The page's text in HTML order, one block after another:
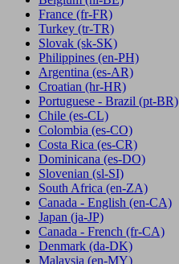
France (fr-FR)
Turkey (tr-TR)
Slovak (sk-SK)
Philippines (en-PH)
Argentina (es-AR)
Croatian (hr-HR)
Portuguese - Brazil (pt-BR)
Chile (es-CL)
Colombia (es-CO)
Costa Rica (es-CR)
Dominicana (es-DO)
Slovenian (sl-SI)
South Africa (en-ZA)
Canada - English (en-CA)
Japan (ja-JP)
Canada - French (fr-CA)
Denmark (da-DK)
Malaysia (en-MY)